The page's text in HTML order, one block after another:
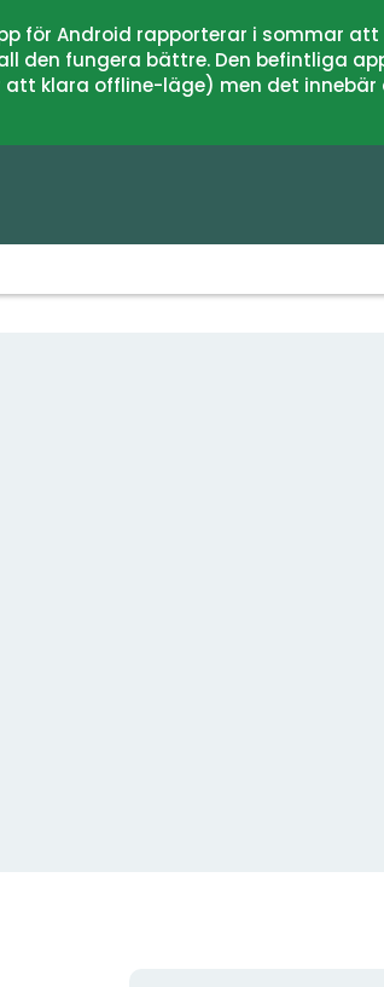
för Android rapporterar i sommar att
den fungera bättre. Den befintliga
klara offline-läge) men det